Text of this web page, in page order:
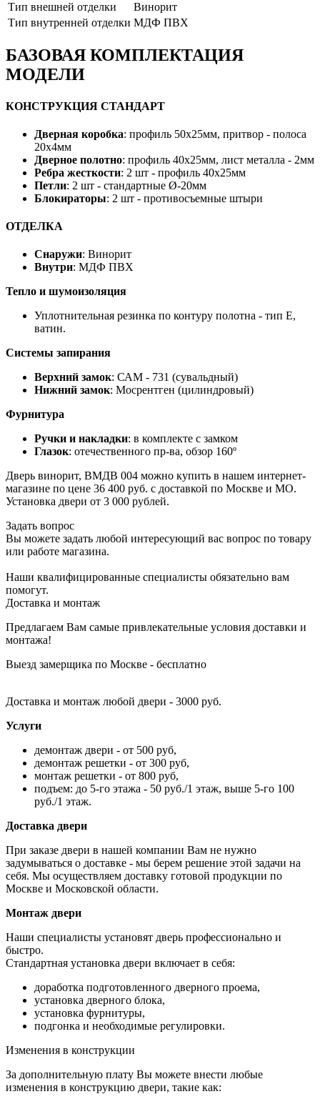
Тип внешней отделки
Винорит
Тип внутренней отделки МДФ ПВХ
БАЗОВАЯ КОМПЛЕКТАЦИЯ
МОДЕЛИ
КОНСТРУКЦИЯ СТАНДАРТ
Дверная коробка: профиль 50х25мм, притвор - полоса
20х4мм
Дверное полотно: профиль 40х25мм, лист металла - 2мм
Ребра жесткости: 2 шт - профиль 40х25мм
Петли: 2 шт - стандартные Ø-20мм
Блокираторы: 2 шт - противосъемные штыри
ОТДЕЛКА
Снаружи: Винорит
Внутри: МДФ ПВХ
Тепло и шумоизоляция
Уплотнительная резинка по контуру полотна - тип Е,
ватин.
Системы запирания
Верхний замок: САМ - 731 (сувальдный)
Нижний замок: Мосрентген (цилиндровый)
Фурнитура
Ручки и накладки: в комплекте с замком
Глазок: отечественного пр-ва, обзор 160º
Дверь винорит, ВМДВ 004 можно купить в нашем интернет-
магазине по цене 36 400 руб. с доставкой по Москве и МО.
Установка двери от 3 000 рублей.
Задать вопрос
Вы можете задать любой интересующий вас вопрос по товару
или работе магазина.
Наши квалифицированные специалисты обязательно вам
помогут.
Доставка и монтаж
Предлагаем Вам самые привлекательные условия доставки и
монтажа!
Выезд замерщика по Москве - бесплатно
Доставка и монтаж любой двери - 3000 руб.
Услуги
демонтаж двери - от 500 руб,
демонтаж решетки - от 300 руб,
монтаж решетки - от 800 руб,
подъем: до 5-го этажа - 50 руб./1 этаж, выше 5-го 100
руб./1 этаж.
Доставка двери
При заказе двери в нашей компании Вам не нужно
задумываться о доставке - мы берем решение этой задачи на
себя. Мы осуществляем доставку готовой продукции по
Москве и Московской области.
Монтаж двери
Наши специалисты установят дверь профессионально и
быстро.
Стандартная установка двери включает в себя:
доработка подготовленного дверного проема,
установка дверного блока,
установка фурнитуры,
подгонка и необходимые регулировки.
Изменения в конструкции
За дополнительную плату Вы можете внести любые
изменения в конструкцию двери, такие как: